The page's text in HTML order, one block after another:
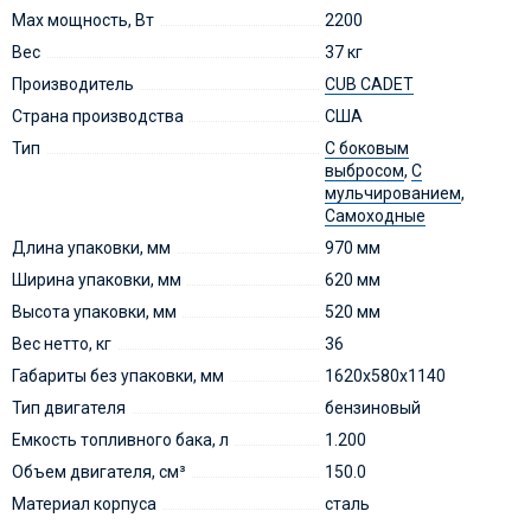
Max мощность, Вт
2200
Вес
37 кг
Производитель
CUB CADET
Страна производства
США
Тип
С боковым
выбросом, С
мульчированием,
Самоходные
Длина упаковки, мм
970 мм
Ширина упаковки, мм
620 мм
Высота упаковки, мм
520 мм
Вес нетто, кг
36
Габариты без упаковки, мм
1620x580x1140
Тип двигателя
бензиновый
Емкость топливного бака, л
1.200
Объем двигателя, см³
150.0
Материал корпуса
сталь